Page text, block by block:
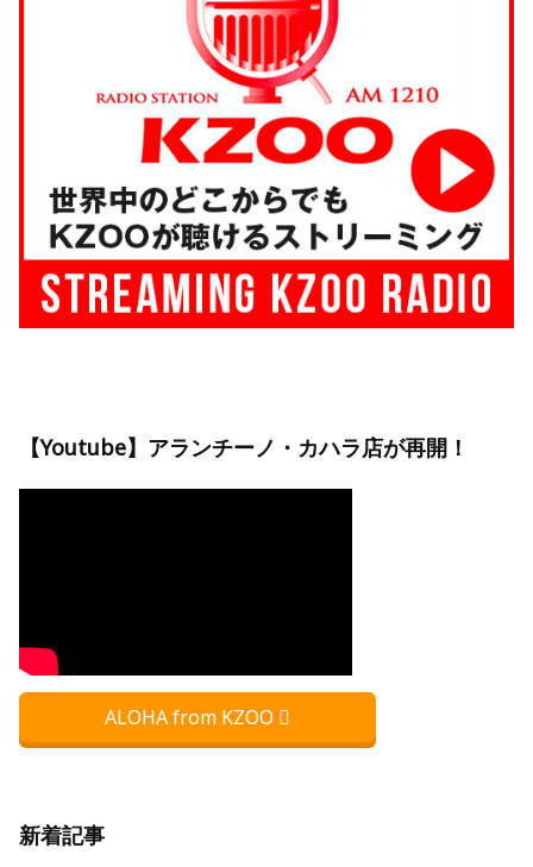
【Youtube】アランチーノ・カハラ店が再開！
ALOHA from KZOO
新着記事